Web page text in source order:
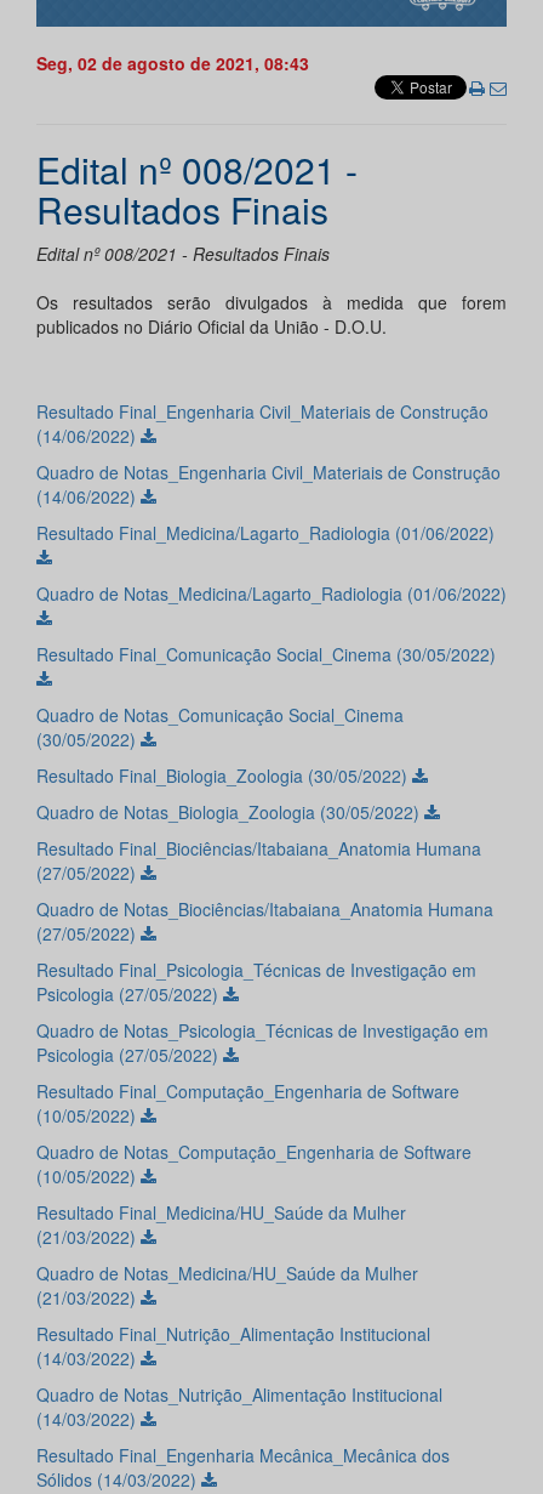
Seg, 02 de agosto de 2021, 08:43
Edital nº 008/2021 -
Resultados Finais
Edital nº 008/2021 - Resultados Finais
Os resultados serão divulgados à medida que forem
publicados no Diário Oficial da União - D.O.U.
Resultado Final_Engenharia Civil_Materiais de Construção
(14/06/2022)
Quadro de Notas_Engenharia Civil_Materiais de Construção
(14/06/2022)
Resultado Final_Medicina/Lagarto_Radiologia (01/06/2022)
Quadro de Notas_Medicina/Lagarto_Radiologia (01/06/2022)
Resultado Final_Comunicação Social_Cinema (30/05/2022)
Quadro de Notas_Comunicação Social_Cinema
(30/05/2022)
Resultado Final_Biologia_Zoologia (30/05/2022)
Quadro de Notas_Biologia_Zoologia (30/05/2022)
Resultado Final_Biociências/Itabaiana_Anatomia Humana
(27/05/2022)
Quadro de Notas_Biociências/Itabaiana_Anatomia Humana
(27/05/2022)
Resultado Final_Psicologia_Técnicas de Investigação em
Psicologia (27/05/2022)
Quadro de Notas_Psicologia_Técnicas de Investigação em
Psicologia (27/05/2022)
Resultado Final_Computação_Engenharia de Software
(10/05/2022)
Quadro de Notas_Computação_Engenharia de Software
(10/05/2022)
Resultado Final_Medicina/HU_Saúde da Mulher
(21/03/2022)
Quadro de Notas_Medicina/HU_Saúde da Mulher
(21/03/2022)
Resultado Final_Nutrição_Alimentação Institucional
(14/03/2022)
Quadro de Notas_Nutrição_Alimentação Institucional
(14/03/2022)
Resultado Final_Engenharia Mecânica_Mecânica dos
Sólidos (14/03/2022)